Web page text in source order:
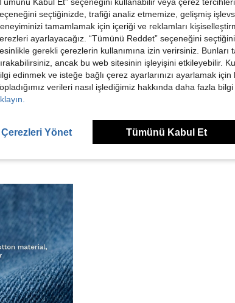
Değerlendirme Görüntüle
seçtiğinizde, trafiği analiz etmemize, gelişmiş
tamamlamak için içeriği ve reklamları
ayarlayacağız. “Tümünü Reddet” seçeneğini
gerekli çerezlerin kullanımına izin verirsiniz. Bunları
ancak bu web sitesinin işleyişini etkileyebilir.
edinmek ve isteğe bağlı çerez ayarlarınızı ayarlamak
verileri nasıl işlediğimiz hakkında daha fazla bilgi
Çerezleri Yönet Tümünü Kabul Et